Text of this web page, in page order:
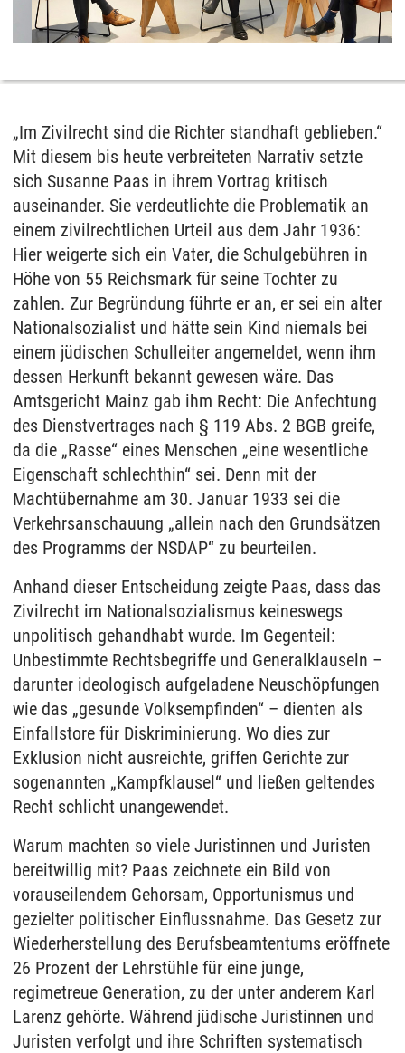
„Im Zivilrecht sind die Richter standhaft geblieben.“
Mit diesem bis heute verbreiteten Narrativ setzte
sich Susanne Paas in ihrem Vortrag kritisch
auseinander. Sie verdeutlichte die Problematik an
einem zivilrechtlichen Urteil aus dem Jahr 1936:
Hier weigerte sich ein Vater, die Schulgebühren in
Höhe von 55 Reichsmark für seine Tochter zu
zahlen. Zur Begründung führte er an, er sei ein alter
Nationalsozialist und hätte sein Kind niemals bei
einem jüdischen Schulleiter angemeldet, wenn ihm
dessen Herkunft bekannt gewesen wäre. Das
Amtsgericht Mainz gab ihm Recht: Die Anfechtung
des Dienstvertrages nach § 119 Abs. 2 BGB greife,
da die „Rasse“ eines Menschen „eine wesentliche
Eigenschaft schlechthin“ sei. Denn mit der
Machtübernahme am 30. Januar 1933 sei die
Verkehrsanschauung „allein nach den Grundsätzen
des Programms der NSDAP“ zu beurteilen.
Anhand dieser Entscheidung zeigte Paas, dass das
Zivilrecht im Nationalsozialismus keineswegs
unpolitisch gehandhabt wurde. Im Gegenteil:
Unbestimmte Rechtsbegriffe und Generalklauseln –
darunter ideologisch aufgeladene Neuschöpfungen
wie das „gesunde Volksempfinden“ – dienten als
Einfallstore für Diskriminierung. Wo dies zur
Exklusion nicht ausreichte, griffen Gerichte zur
sogenannten „Kampfklausel“ und ließen geltendes
Recht schlicht unangewendet.
Warum machten so viele Juristinnen und Juristen
bereitwillig mit? Paas zeichnete ein Bild von
vorauseilendem Gehorsam, Opportunismus und
gezielter politischer Einflussnahme. Das Gesetz zur
Wiederherstellung des Berufsbeamtentums eröffnete
26 Prozent der Lehrstühle für eine junge,
regimetreue Generation, zu der unter anderem Karl
Larenz gehörte. Während jüdische Juristinnen und
Juristen verfolgt und ihre Schriften systematisch